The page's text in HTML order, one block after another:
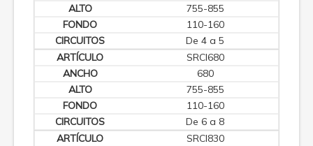
755-855
110-160
De 4 a 5
SRCI680
680
755-855
110-160
De 6 a 8
SRCI830